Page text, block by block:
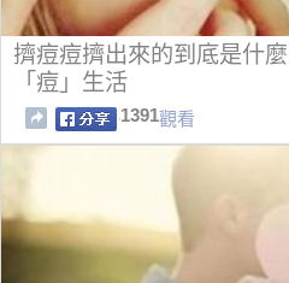
擠痘痘擠出來的到底是什
「痘」生活
1391觀看